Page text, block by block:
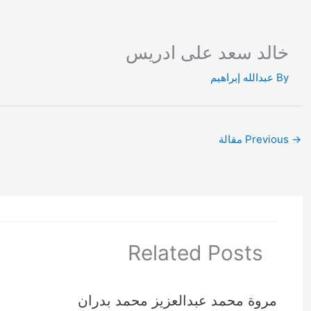
خالد سعد على ادريس
By عبدالله إبراهيم
→
Related Posts
مروة محمد عبدالعزيز محمد بدران